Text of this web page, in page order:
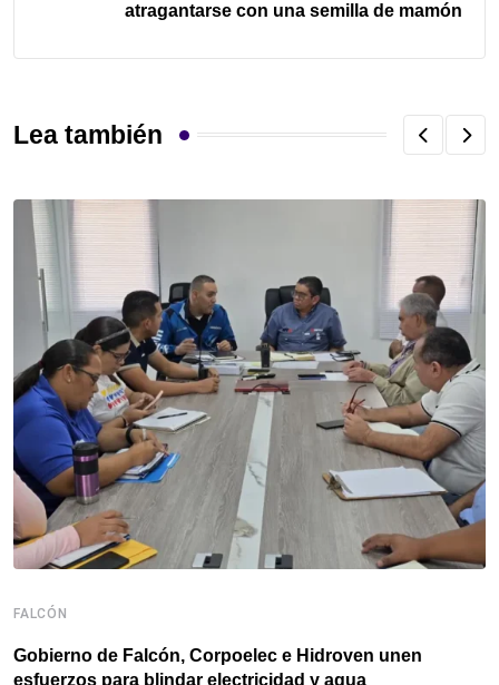
atragantarse con una semilla de mamón
Lea también
FALCÓN
Gobierno de Falcón, Corpoelec e Hidroven unen
esfuerzos para blindar electricidad y agua